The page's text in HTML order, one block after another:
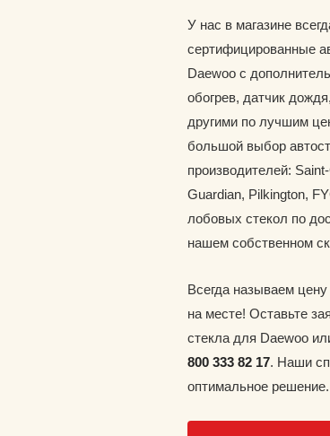
У нас в магазине
сертифицированные
Daewoo с
обогрев, датчик
другими по лучшим
большой выбор
производителей:
Guardian, Pilkington,
лобовых стекол по
нашем собственном
Всегда называем
на месте! Оставьте
стекла для Daewoo
800 333 82 17. Наши
оптимальное решение.